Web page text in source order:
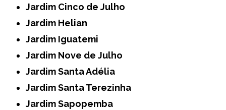
Jardim Cinco de Julho
Jardim Helian
Jardim Iguatemi
Jardim Nove de Julho
Jardim Santa Adélia
Jardim Santa Terezinha
Jardim Sapopemba